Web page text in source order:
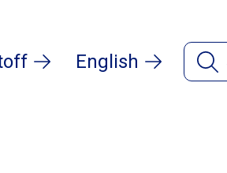
English